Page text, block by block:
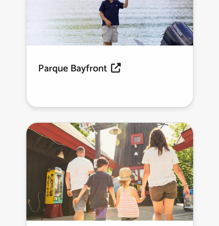
Parque Bayfront